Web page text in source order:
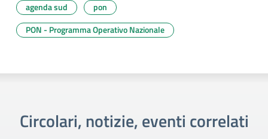
agenda sud
pon
PON - Programma Operativo Nazionale
Circolari, notizie, eventi correlati